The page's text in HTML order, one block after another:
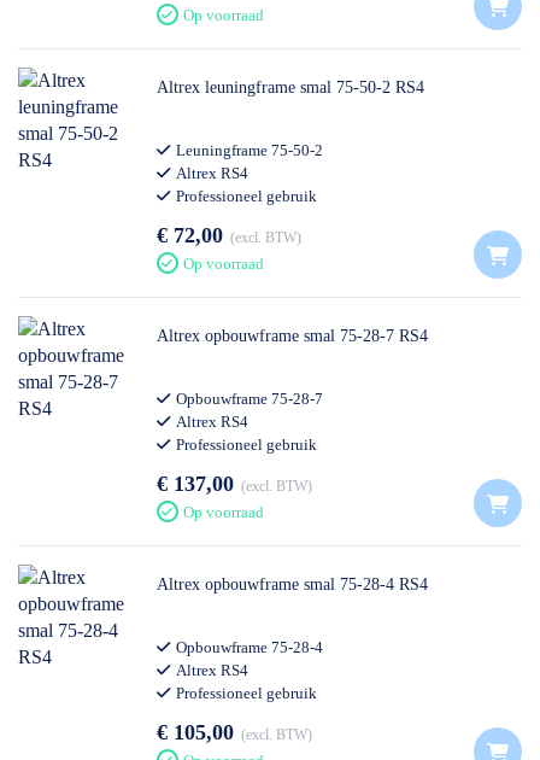
Op voorraad
Altrex leuningframe smal 75-50-2 RS4
Leuningframe 75-50-2
Altrex RS4
Professioneel gebruik
€ 72,00 excl. BTW
Op voorraad
Altrex opbouwframe smal 75-28-7 RS4
Opbouwframe 75-28-7
Altrex RS4
Professioneel gebruik
€ 137,00 excl. BTW
Op voorraad
Altrex opbouwframe smal 75-28-4 RS4
Opbouwframe 75-28-4
Altrex RS4
Professioneel gebruik
€ 105,00 excl. BTW